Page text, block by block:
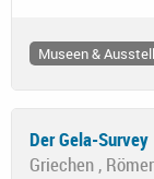
Museen &
Der Gela-Survey
Griechen ,